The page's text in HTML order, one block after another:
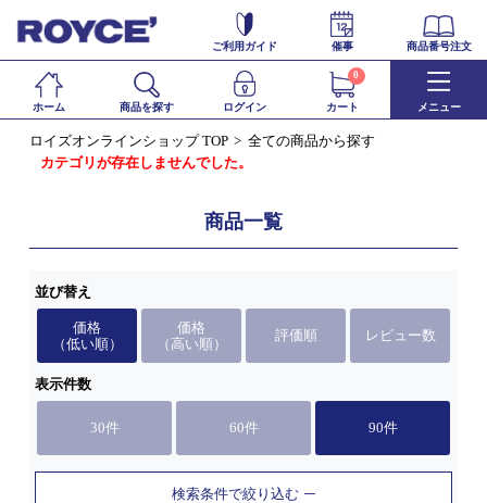
ご利用ガイド 催事 商品番号注文
ホーム 商品を探す ログイン カート
0
メニュー
ロイズオンラインショップ TOP
全ての商品から探す
カテゴリが存在しませんでした。
商品一覧
並び替え
価格
（低い順）
価格
（高い順）
評価順 レビュー数
表示件数
30件 60件 90件
検索条件で絞り込む